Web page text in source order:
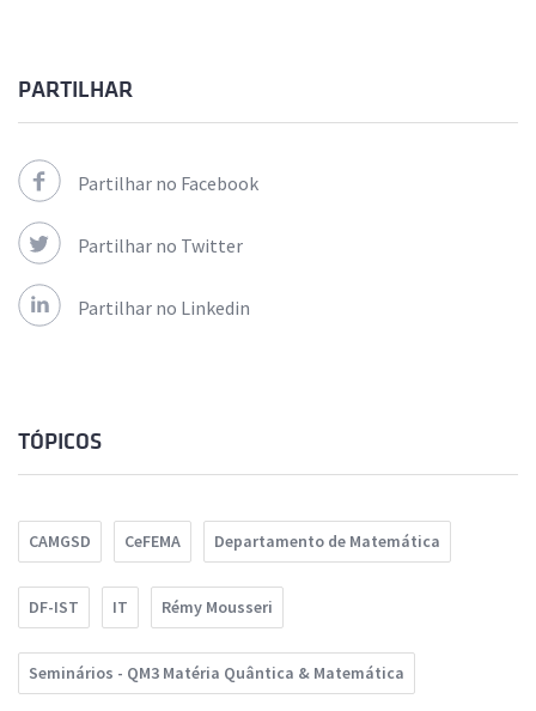
PARTILHAR
Partilhar no Facebook
Partilhar no Twitter
Partilhar no Linkedin
TÓPICOS
CAMGSD CeFEMA Departamento de Matemática
DF-IST IT Rémy Mousseri
Seminários - QM3 Matéria Quântica & Matemática